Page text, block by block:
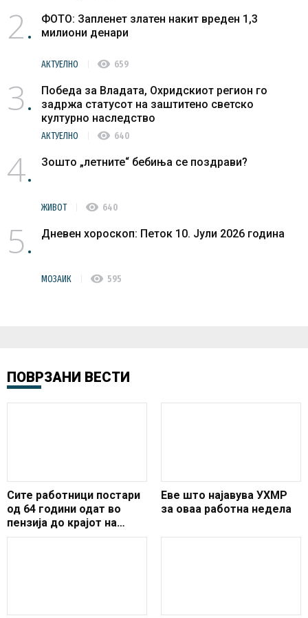
2
ФОТО: Запленет златен накит вреден 1,3
милиони денари
АКТУЕЛНО visibility 659
3
Победа за Владата, Охридскиот регион го
задржа статусот на заштитено светско
културно наследство
АКТУЕЛНО visibility 640
4 Зошто „летните“ бебиња се поздрави?
ЖИВОТ visibility 640
5 Дневен хороскоп: Петок 10. Јули 2026 година
МОЗАИК visibility 595
ПОВРЗАНИ ВЕСТИ
Сите работници постари
од 64 години одат во
пензија до крајот на
2021- исклучок ќе има
Еве што најавува УХМР
за оваа работна недела